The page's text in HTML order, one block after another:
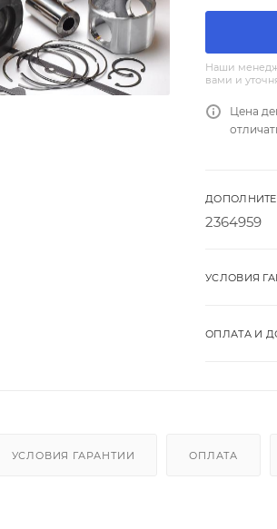
Наши
вами и
Цена
2364959
УСЛОВИЯ
ОПЛАТА И
УСЛОВИЯ ГАРАНТИИ ОПЛАТА